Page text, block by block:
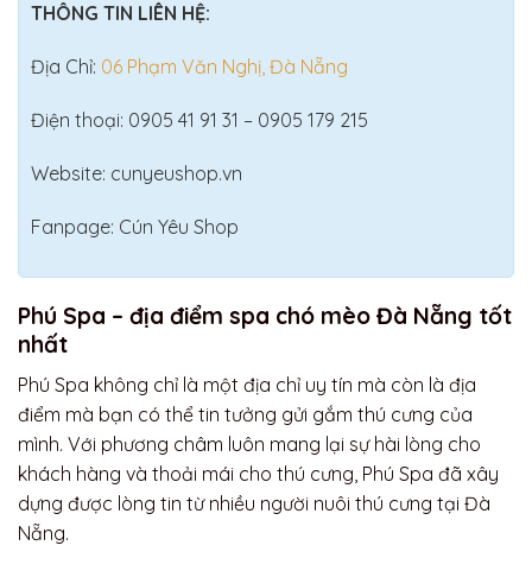
THÔNG TIN LIÊN HỆ:
Địa Chỉ: 06 Phạm Văn Nghị, Đà Nẵng
Điện thoại: 0905 41 91 31 – 0905 179 215
Website: cunyeushop.vn
Fanpage: Cún Yêu Shop
Phú Spa – địa điểm spa chó mèo Đà Nẵng tốt
nhất
Phú Spa không chỉ là một địa chỉ uy tín mà còn là địa
điểm mà bạn có thể tin tưởng gửi gắm thú cưng của
mình. Với phương châm luôn mang lại sự hài lòng cho
khách hàng và thoải mái cho thú cưng, Phú Spa đã xây
dựng được lòng tin từ nhiều người nuôi thú cưng tại Đà
Nẵng.